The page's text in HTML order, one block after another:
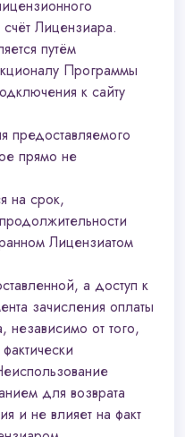
Лицензиара.
путём
Программы
к сайту
предоставляемого
прямо не
на срок,
Лицензиатом
а доступ к
зачисления оплаты
независимо от того,
для возврата
и не влияет на факт